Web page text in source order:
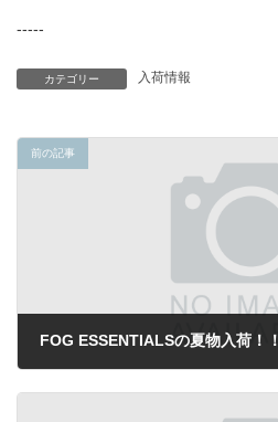
-----
カテゴリー 入荷情報
前の記事
FOG ESSENTIALSの夏物入荷！！